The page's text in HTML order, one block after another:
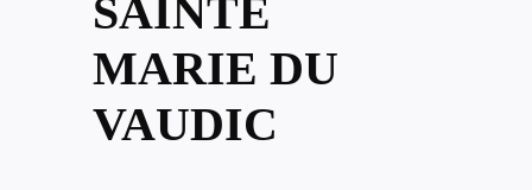
SAINTE
MARIE DU
VAUDIC